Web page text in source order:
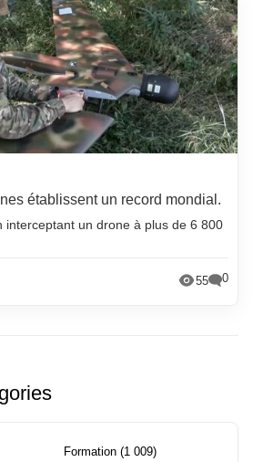
établissent un record mondial.
interceptant un drone à plus de 6 800
55 0
Formation (1 009)